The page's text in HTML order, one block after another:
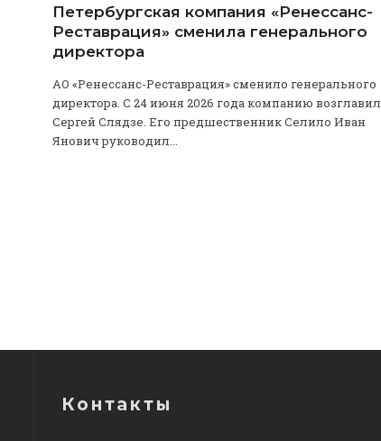
Петербургская компания «Ренессанс-
Реставрация» сменила генерального
директора
АО «Ренессанс-Реставрация» сменило генерального
директора. С 24 июня 2026 года компанию возглавил
Сергей Слядзе. Его предшественник Селило Иван
Янович руководил...
Контакты